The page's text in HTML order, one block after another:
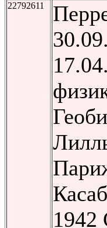
22792611